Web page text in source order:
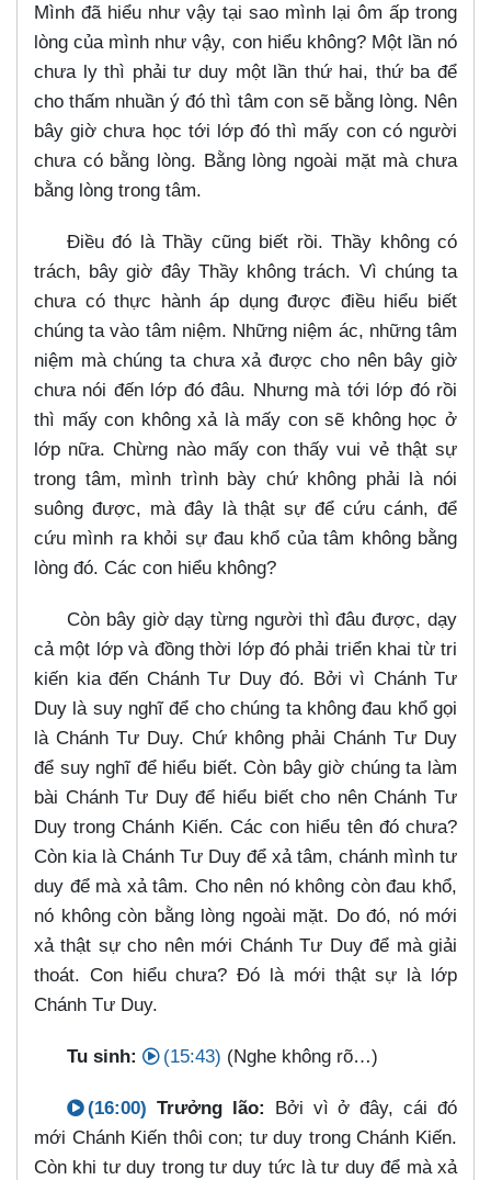
Mình đã hiểu như vậy tại sao mình lại ôm ấp trong
lòng của mình như vậy, con hiểu không? Một lần nó
chưa ly thì phải tư duy một lần thứ hai, thứ ba để
cho thấm nhuần ý đó thì tâm con sẽ bằng lòng. Nên
bây giờ chưa học tới lớp đó thì mấy con có người
chưa có bằng lòng. Bằng lòng ngoài mặt mà chưa
bằng lòng trong tâm.
Điều đó là Thầy cũng biết rồi. Thầy không có
trách, bây giờ đây Thầy không trách. Vì chúng ta
chưa có thực hành áp dụng được điều hiểu biết
chúng ta vào tâm niệm. Những niệm ác, những tâm
niệm mà chúng ta chưa xả được cho nên bây giờ
chưa nói đến lớp đó đâu. Nhưng mà tới lớp đó rồi
thì mấy con không xả là mấy con sẽ không học ở
lớp nữa. Chừng nào mấy con thấy vui vẻ thật sự
trong tâm, mình trình bày chứ không phải là nói
suông được, mà đây là thật sự để cứu cánh, để
cứu mình ra khỏi sự đau khổ của tâm không bằng
lòng đó. Các con hiểu không?
Còn bây giờ dạy từng người thì đâu được, dạy
cả một lớp và đồng thời lớp đó phải triển khai từ tri
kiến kia đến Chánh Tư Duy đó. Bởi vì Chánh Tư
Duy là suy nghĩ để cho chúng ta không đau khổ gọi
là Chánh Tư Duy. Chứ không phải Chánh Tư Duy
để suy nghĩ để hiểu biết. Còn bây giờ chúng ta làm
bài Chánh Tư Duy để hiểu biết cho nên Chánh Tư
Duy trong Chánh Kiến. Các con hiểu tên đó chưa?
Còn kia là Chánh Tư Duy để xả tâm, chánh mình tư
duy để mà xả tâm. Cho nên nó không còn đau khổ,
nó không còn bằng lòng ngoài mặt. Do đó, nó mới
xả thật sự cho nên mới Chánh Tư Duy để mà giải
thoát. Con hiểu chưa? Đó là mới thật sự là lớp
Chánh Tư Duy.
Tu sinh: (15:43) (Nghe không rõ…​)
(16:00) Trưởng lão: Bởi vì ở đây, cái đó
mới Chánh Kiến thôi con; tư duy trong Chánh Kiến.
Còn khi tư duy trong tư duy tức là tư duy để mà xả